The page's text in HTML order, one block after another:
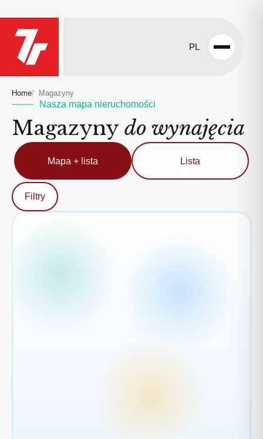
PL
Open
Home Magazyny
Nasza mapa nieruchomości
Magazyny do wynajęcia
Mapa + lista Lista
Filtry